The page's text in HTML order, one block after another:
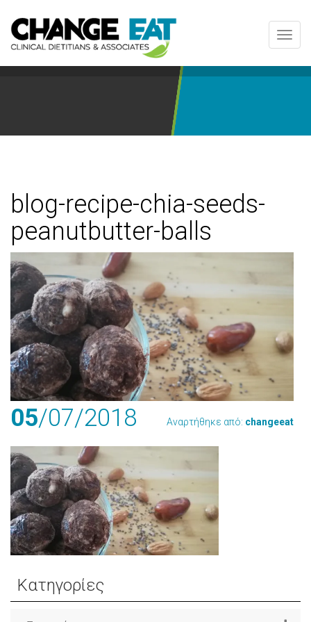
blog-recipe-chia-seeds-
peanutbutter-balls
05/07/2018 Αναρτήθηκε από: changeeat
Κατηγορίες